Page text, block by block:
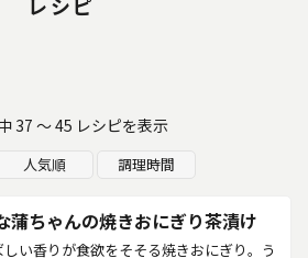
37 ～ 45 レシピを表示
人気順 調理時間
蒲ちゃんの焼きおにぎり茶漬け
しい香りが食欲をそそる焼きおにぎり。う